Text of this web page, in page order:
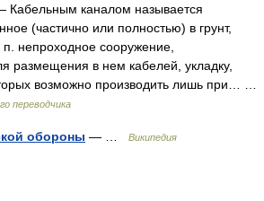
Кабельным каналом называется
(частично или полностью) в грунт,
непроходное сооружение,
размещения в нем кабелей, укладку,
возможно производить лишь при… …
переводчика
обороны — … Википедия